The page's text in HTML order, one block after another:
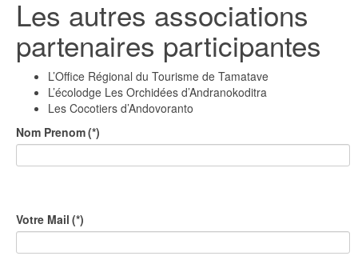
Les autres associations
partenaires participantes
L’Office Régional du Tourisme de Tamatave
L’écolodge Les Orchidées d’Andranokoditra
Les Cocotiers d’Andovoranto
Nom Prenom(*)
Votre Mail (*)